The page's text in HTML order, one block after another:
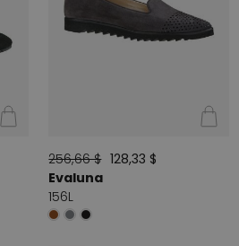
256,66 $ 128,33 $
Evaluna
156L